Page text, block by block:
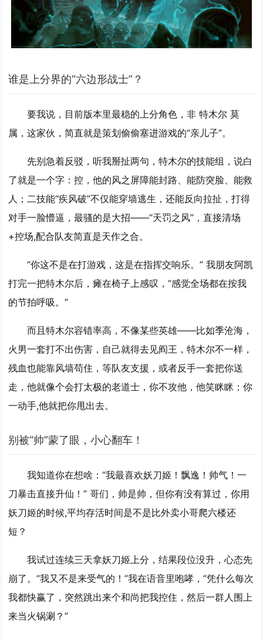
谁是上分界的“六边形战士”？
要我说，目前版本里最稳的上分角色，非特木尔 莫
属，这家伙，简直就是策划偷偷塞进游戏的“亲儿子”。
先别急着反驳，听我掰扯两句，特木尔的技能组，说白
了就是一个字：控 ，他的风之屏障能封路、能防突脸、能救
人；二技能“疾风破”不仅能穿墙逃生，还能反向拉扯，打得
对手一脸懵逼，最骚的是大招——“天罚之风”，直接清场
+控场,配合队友简直是天作之合。
“你这不是在打游戏，这是在指挥交响乐。” 我朋友阿凯
打完一把特木尔后，瘫在椅子上感叹，“感觉全场都在按我
的节拍呼吸。”
而且特木尔容错率高，不像某些英雄——比如季沧海，
火男一套打不出伤害，自己就得去见阎王，特木尔不一样，
残血也能靠风墙苟住，等队友支援，或者反手一套把你送
走，他就像个会打太极的老道士，你不攻他，他笑眯眯；你
一动手,他就把你甩出去。
别被“帅”蒙了眼，小心翻车！
我知道你在想啥：“我最喜欢妖刀姬！飘逸！帅气！一
刀暴击直接升仙！” 哥们，帅是帅，但你有没有算过，你用
妖刀姬的时候,平均存活时间是不是比外卖小哥爬六楼还
短？
我试过连续三天拿妖刀姬上分，结果段位没升，心态先
崩了。“我又不是来受气的！”我在语音里咆哮，“凭什么每次
我都快赢了，突然跳出来个和尚把我控住，然后一群人围上
来当火锅涮？”